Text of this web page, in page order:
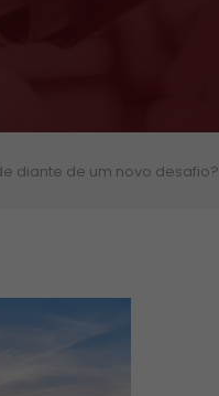
diante de um novo desafio?